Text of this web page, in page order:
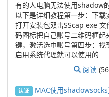
有的人电脑无法使用shadow
以下是详细教程第一步：下
打开安装包双击SScap exe
码图标把自己账号二维码框
键，激活选中账号第四步：
启用系统代理就可以使用的
阅读
认证 MAC使用